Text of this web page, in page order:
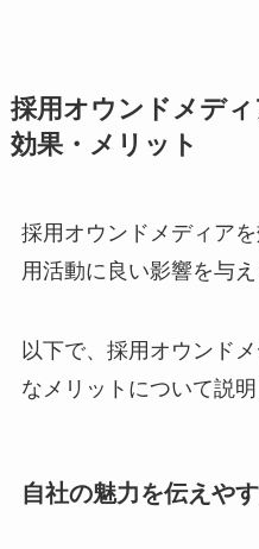
採用オウンドメデ
効果・メリット
採用オウンドメディア
用活動に良い影響を与
以下で、採用オウンド
なメリットについて説明
自社の魅力を伝えや